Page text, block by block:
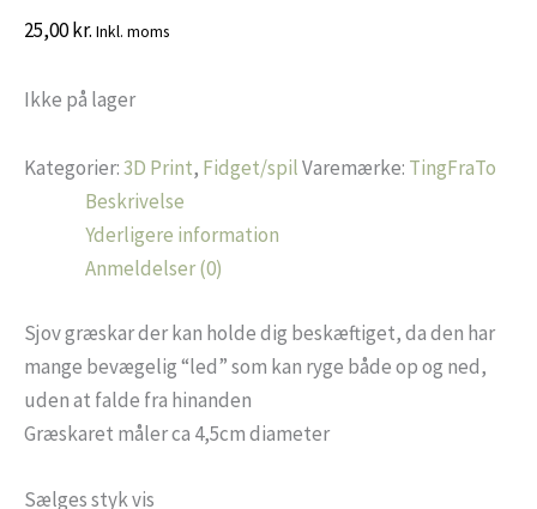
25,00kr. Inkl. moms
Ikke på lager
Kategorier:3D Print, Fidget/spilVaremærke: TingFraTo
Beskrivelse
Yderligere information
Anmeldelser (0)
Sjov græskar der kan holde dig beskæftiget, da den har
mange bevægelig “led” som kan ryge både op og ned,
uden at falde fra hinanden
Græskaret måler ca 4,5cm diameter
Sælges styk vis